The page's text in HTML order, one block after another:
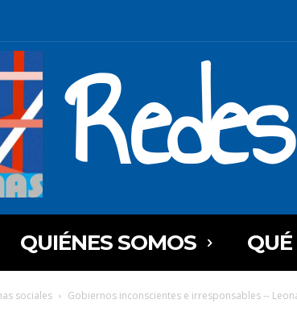
QUIÉNES SOMOS
sociales Gobiernos inconscientes e irresponsables --